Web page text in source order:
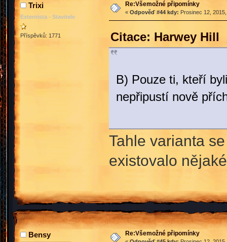
Trixi
Externista - Stavitele
Příspěvků: 1771
Re:Všemožné připomínky
« Odpověď #44 kdy: Prosinec 12,
Citace: Harwey Hill
B) Pouze ti, kteří
nepřipustí nově
Tahle varianta
existovalo
Bensy Re:Všemožné připomínky